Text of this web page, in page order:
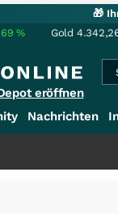
🎁
% Gold
eröffnen
Nachrichten